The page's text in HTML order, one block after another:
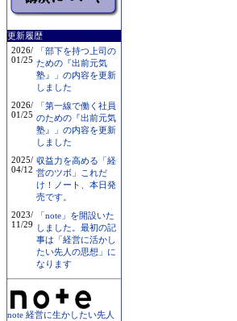
更新履歴
2026/
01/25
「部下を持つ上司の
ための『出前元気
塾』」の内容を更新
しました
2026/
01/25
「第一線で働く社員
のための『出前元気
塾』」の内容を更新
しました
2025/
04/12
収益力を高める「経
営のツボ」これだ
け！ノート、本日発
売です。
2023/
11/29
「note」を開設いた
しました。最初の記
事は「経営に活かし
たい先人の思想」に
なります
note 経営に生かしたい先人